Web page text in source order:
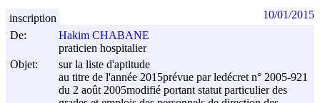
De:
Hakim CHABANE
praticien hospitalier
Objet:
sur la liste d'aptitude
au titre de l'année 2015prévue par ledécret n° 2005-921
du 2 août 2005modifié portant statut particulier des
inscription 10/01/2015